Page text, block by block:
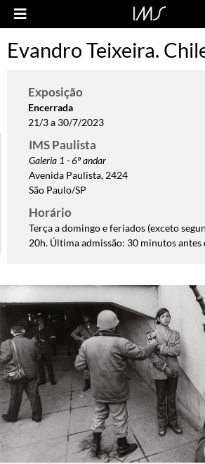
Evandro Teixeira.
Exposição
Encerrada
21/3 a 30/7/2023
IMS Paulista
Galeria 1 - 6º andar
Avenida Paulista, 2424
São Paulo/SP
Horário
Terça a domingo e feriados (exceto
20h. Última admissão: 30 minutos